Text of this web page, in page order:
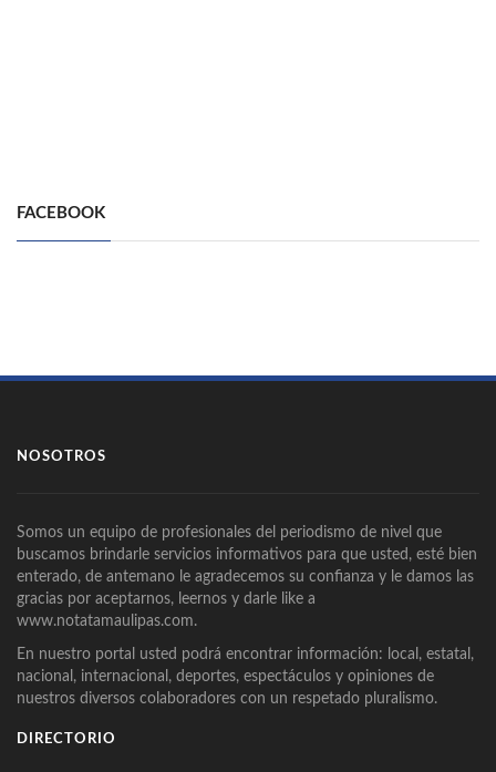
FACEBOOK
NOSOTROS
Somos un equipo de profesionales del periodismo de nivel que
buscamos brindarle servicios informativos para que usted, esté bien
enterado, de antemano le agradecemos su confianza y le damos las
gracias por aceptarnos, leernos y darle like a
www.notatamaulipas.com.
En nuestro portal usted podrá encontrar información: local, estatal,
nacional, internacional, deportes, espectáculos y opiniones de
nuestros diversos colaboradores con un respetado pluralismo.
DIRECTORIO